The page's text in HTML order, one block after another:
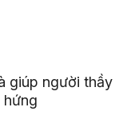
giúp người thầy
hứng